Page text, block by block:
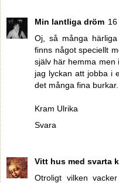
Min lantliga dröm
Oj, så många
finns något speciellt
själv här hemma men
jag lyckan att jobba i
det många fina
Kram Ulrika
Svara
Vitt hus med svarta
Otroligt vilken